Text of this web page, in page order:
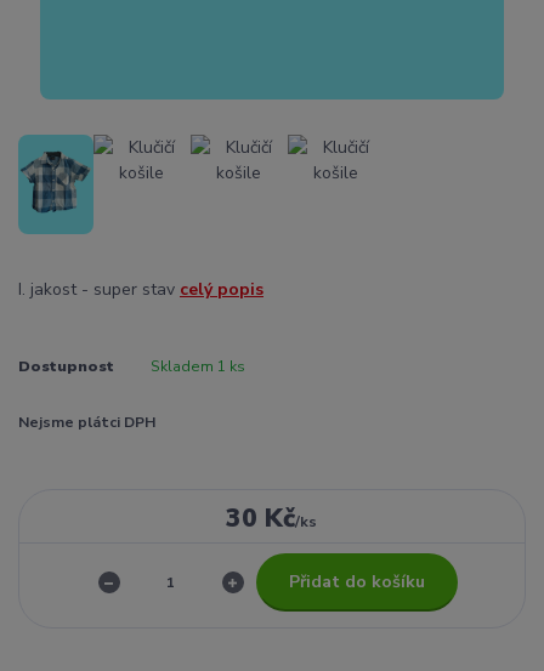
I. jakost - super stav celý popis
Dostupnost Skladem 1 ks
Nejsme plátci DPH
30 Kč/ks
Přidat do košíku